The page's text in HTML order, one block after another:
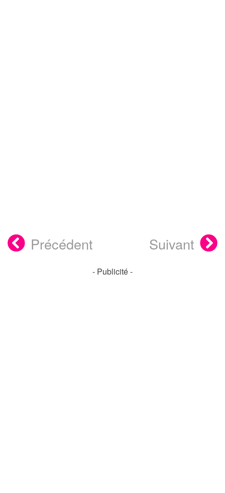
Précédent Suivant
- Publicité -